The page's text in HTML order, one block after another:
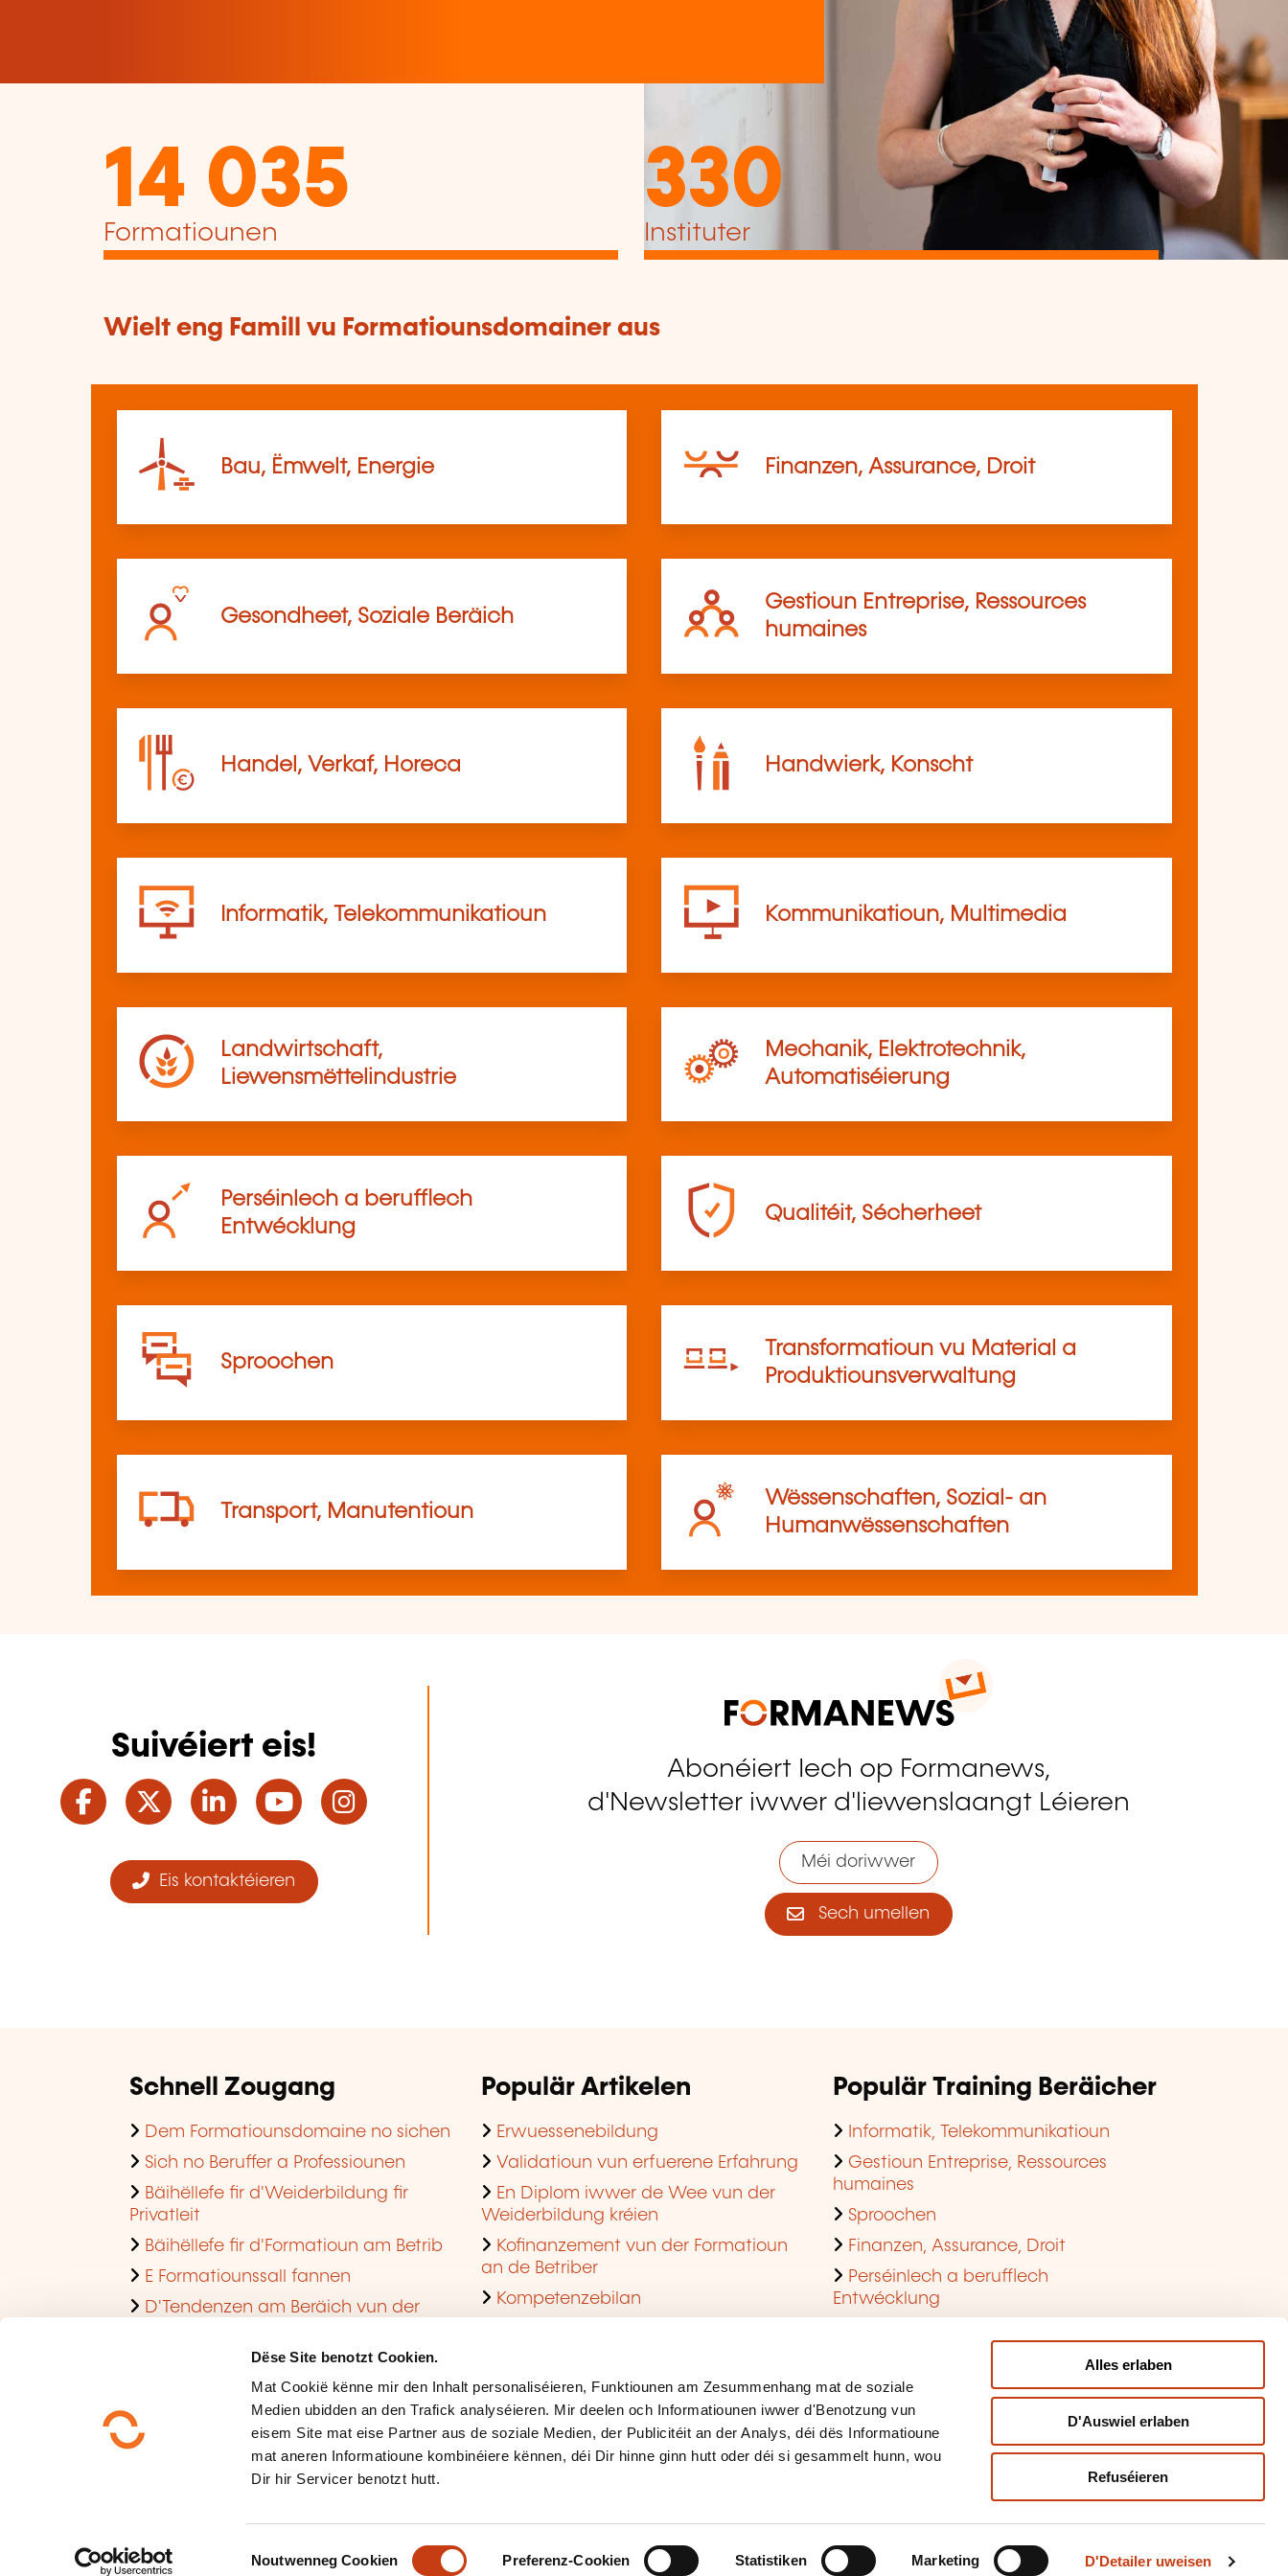
Dëse Site benotzt Cookien.
Mat Cookië kënne mir den Inhalt personaliséieren, Funktiounen am Zesummenhang mat de soziale
Medien ubidden an den Trafick analyséieren. Mir deelen och Informatiounen iwwer d'Benotzung vun
eisem Site mat eise Partner aus de soziale Medien, der Publicitéit an der Analys, déi dës Informatioune
mat aneren Informatioune kombinéiere kënnen, déi Dir hinne ginn hutt oder déi si gesammelt hunn, wou
Dir hir Servicer benotzt hutt.
Noutwenneg Cookien Preferenz-Cookien Statistiken Marketing D'Detailer uweisen
Alles erlaben
D'Auswiel erlaben
Refuséieren
14 035
Formatiounen
330
Instituter
Wielt eng Famill vu Formatiounsdomainer aus
Bau, Ëmwelt, Energie Finanzen, Assurance, Droit
Gesondheet, Soziale Beräich
Gestioun Entreprise, Ressources
humaines
Handel, Verkaf, Horeca Handwierk, Konscht
Informatik, Telekommunikatioun Kommunikatioun, Multimedia
Landwirtschaft,
Liewensmëttelindustrie
Mechanik, Elektrotechnik,
Automatiséierung
Perséinlech a berufflech
Entwécklung
Qualitéit, Sécherheet
Sproochen
Transformatioun vu Material a
Produktiounsverwaltung
Transport, Manutentioun
Wëssenschaften, Sozial- an
Humanwëssenschaften
Suivéiert eis!
Facebook
TwitterLinkedInYouTube
Eis kontaktéieren
Abonéiert Iech op Formanews,
d'Newsletter iwwer d'liewenslaangt Léieren
Méi doriwwer
Sech umellen
Schnell Zougang
Dem Formatiounsdomaine no sichen
Sich no Beruffer a Professiounen
Bäihëllefe fir d'Weiderbildung fir
Privatleit
Bäihëllefe fir d'Formatioun am Betrib
E Formatiounssall fannen
D'Tendenzen am Beräich vun der
Populär Artikelen
Erwuessenebildung
Validatioun vun erfuerene Erfahrung
En Diplom iwwer de Wee vun der
Weiderbildung kréien
Kofinanzement vun der Formatioun
an de Betriber
Kompetenzebilan
Populär Training Beräicher
Informatik, Telekommunikatioun
Gestioun Entreprise, Ressources
humaines
Sproochen
Finanzen, Assurance, Droit
Perséinlech a berufflech
Entwécklung
Plang vum Site